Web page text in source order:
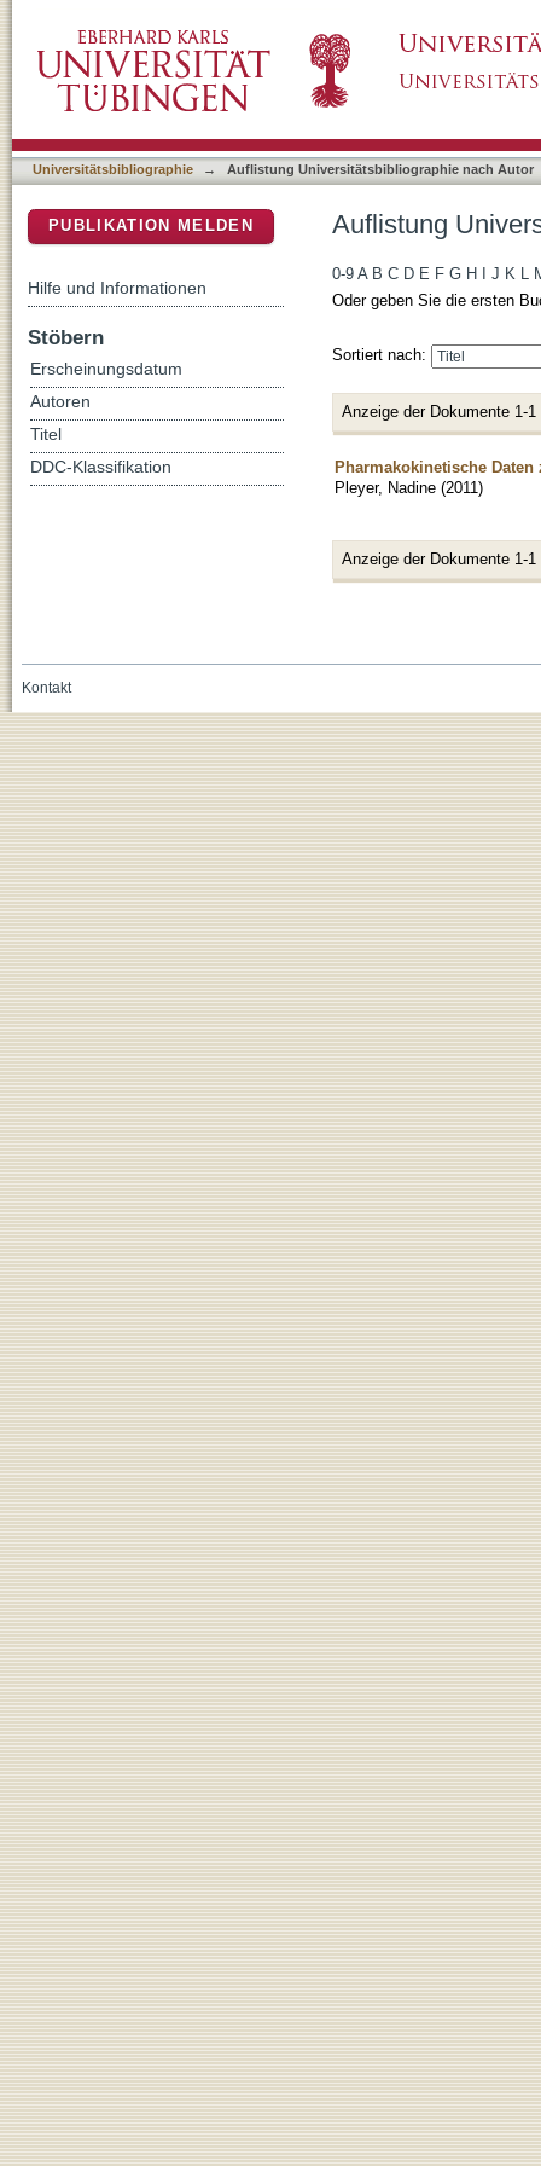
Universitätsbibliographie → Auflistung Universitätsbibliographie nach Autor
Auflistung
0-9 A B C D E F G H J K L
Oder geben Sie die ersten
Sortiert nach:
Anzeige der Dokumente 1-1
Pharmakokinetische
Pleyer, Nadine (2011)
Anzeige der Dokumente 1-1
PUBLIKATION MELDEN
Hilfe und Informationen
Stöbern
Erscheinungsdatum
Autoren
Titel
DDC-Klassifikation
Kontakt